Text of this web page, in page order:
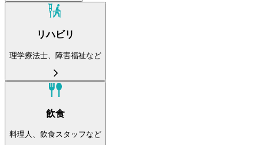
リハビリ
理学療法士、障害福祉など
飲食
料理人、飲食スタッフなど